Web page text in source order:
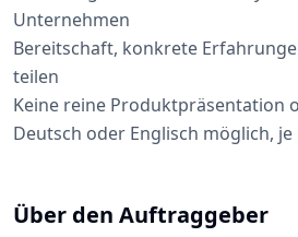
Unternehmen
Bereitschaft, konkrete
teilen
Keine reine Produktpräsentation
Deutsch oder Englisch möglich, je
Über den Auftraggeber